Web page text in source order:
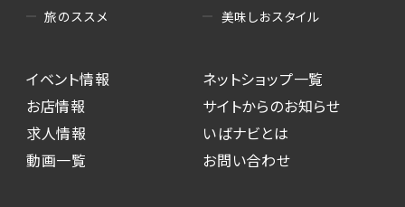
（5）広告主への問い合わせ・応募等への対応
・本サービスを通じて求人広告に応募した際の
選考に関する連絡
・本サービスを通じて店舗への来店予約を登録
した際の内容確認、返答
旅のススメ
美味しおスタイル
イベント情報
お店情報
求人情報
動画一覧
ネットショップ一覧
サイトからのお知らせ
いばナビとは
お問い合わせ